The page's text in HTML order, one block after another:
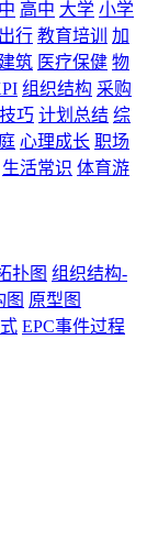
高中 大学 小学
行 教育培训
加
筑 医疗保健 物
组织结构 采购
巧 计划总结 综
心理成长 职场
生活常识 体育游
扑图 组织结构-
图 原型图
EPC事件过程